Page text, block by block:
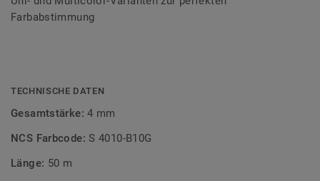
Farbabstimmung
TECHNISCHE DATEN
Gesamtstärke:4 mm
NCS Farbcode:S 4010-B10G
Länge: 50 m